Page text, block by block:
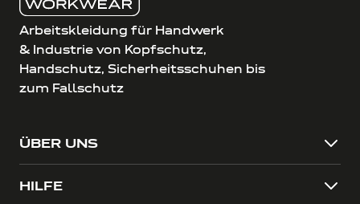
Arbeitskleidung für Handwerk
& Industrie von Kopfschutz,
Handschutz, Sicherheitsschuhen bis
zum Fallschutz
ÜBER UNS
HILFE